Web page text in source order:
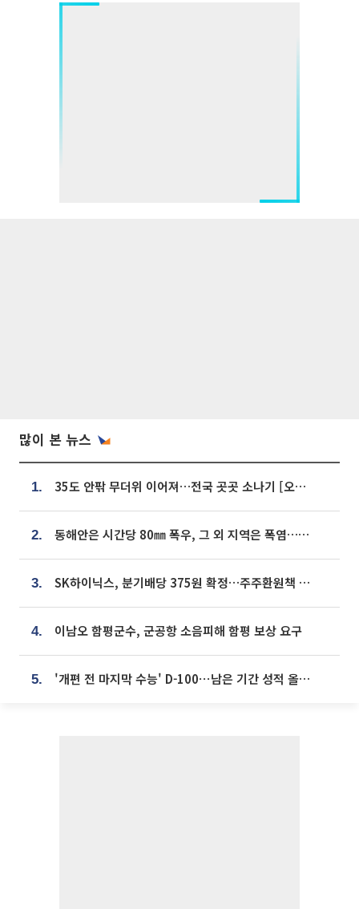
많이 본 뉴스
1. 35도 안팎 무더위 이어져…전국 곳곳 소나기 [오늘 날씨]
2. 동해안은 시간당 80㎜ 폭우, 그 외 지역은 폭염…‘극과 극 날씨’
3. SK하이닉스, 분기배당 375원 확정…주주환원책 9월로 앞당겨 발표
4. 이남오 함평군수, 군공항 소음피해 함평 보상 요구
5. '개편 전 마지막 수능' D-100⋯남은 기간 성적 올릴 전략은